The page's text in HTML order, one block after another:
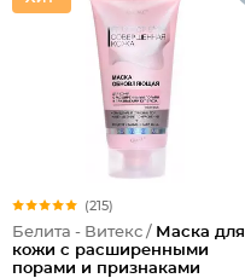
(215)
Белита - Витекс / Маска для
кожи с расширенными
порами и признаками